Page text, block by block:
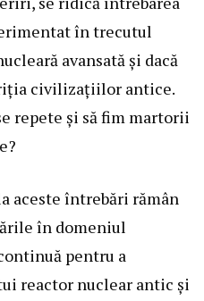
în trecutul
avansată și dacă
civilizațiilor antice.
repete și să fim martorii
aceste întrebări rămân
în domeniul
pentru a
reactor nuclear antic și